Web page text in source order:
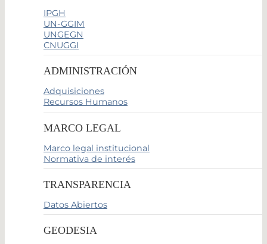
IPGH
UN-GGIM
UNGEGN
CNUGGI
ADMINISTRACIÓN
Adquisiciones
Recursos Humanos
MARCO LEGAL
Marco legal institucional
Normativa de interés
TRANSPARENCIA
Datos Abiertos
GEODESIA